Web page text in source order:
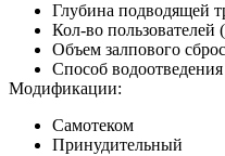
Глубина подводящей
Кол-во пользователей
Объем залпового
Способ
Модификации:
Самотеком
Принудительный